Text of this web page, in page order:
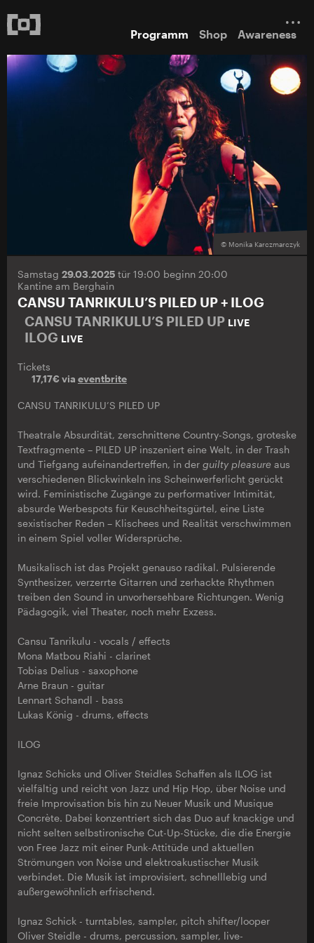
Programm Shop Awareness
© Monika Karczmarczyk
Samstag 29.03.2025 tür 19:00 beginn 20:00
Kantine am Berghain
CANSU TANRIKULU’S PILED UP + ILOG
CANSU TANRIKULU’S PILED UP LIVE
ILOG LIVE
Tickets
17,17€ via eventbrite
CANSU TANRIKULU’S PILED UP
Theatrale Absurdität, zerschnittene Country-Songs, groteske
Textfragmente – PILED UP inszeniert eine Welt, in der Trash
und Tiefgang aufeinandertreffen, in der guilty pleasure aus
verschiedenen Blickwinkeln ins Scheinwerferlicht gerückt
wird. Feministische Zugänge zu performativer Intimität,
absurde Werbespots für Keuschheitsgürtel, eine Liste
sexistischer Reden – Klischees und Realität verschwimmen
in einem Spiel voller Widersprüche.
Musikalisch ist das Projekt genauso radikal. Pulsierende
Synthesizer, verzerrte Gitarren und zerhackte Rhythmen
treiben den Sound in unvorhersehbare Richtungen. Wenig
Pädagogik, viel Theater, noch mehr Exzess.
Cansu Tanrikulu - vocals / effects
Mona Matbou Riahi - clarinet
Tobias Delius - saxophone
Arne Braun - guitar
Lennart Schandl - bass
Lukas König - drums, effects
ILOG
Ignaz Schicks und Oliver Steidles Schaffen als ILOG ist
vielfältig und reicht von Jazz und Hip Hop, über Noise und
freie Improvisation bis hin zu Neuer Musik und Musique
Concrète. Dabei konzentriert sich das Duo auf knackige und
nicht selten selbstironische Cut-Up-Stücke, die die Energie
von Free Jazz mit einer Punk-Attitüde und aktuellen
Strömungen von Noise und elektroakustischer Musik
verbindet. Die Musik ist improvisiert, schnelllebig und
außergewöhnlich erfrischend.
Ignaz Schick - turntables, sampler, pitch shifter/looper
Oliver Steidle - drums, percussion, sampler, live-